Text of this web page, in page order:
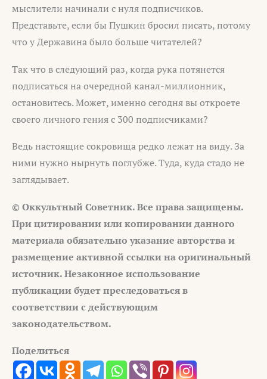
мыслители начинали с нуля подписчиков.
Представьте, если бы Пушкин бросил писать, потому
что у Державина было больше читателей?
Так что в следующий раз, когда рука потянется
подписаться на очередной канал-миллионник,
остановитесь. Может, именно сегодня вы откроете
своего личного гения с 300 подписчиками?
Ведь настоящие сокровища редко лежат на виду. За
ними нужно нырнуть поглубже. Туда, куда стадо не
заглядывает.
© Оккультный Советник. Все права защищены.
При цитировании или копировании данного
материала обязательно указание авторства и
размещение активной ссылки на оригинальный
источник. Незаконное использование
публикации будет преследоваться в
соответствии с действующим
законодательством.
Поделиться